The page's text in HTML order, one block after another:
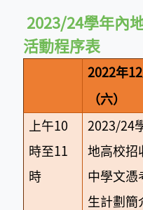
2023/24學年內
活動程序表
2022年
（六）
上午10
時至11
時
2023/24
地高校招
中學文憑
生計劃簡